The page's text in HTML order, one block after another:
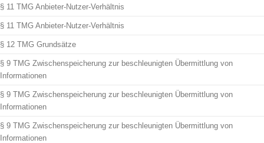
§ 11 TMG Anbieter-Nutzer-Verhältnis
§ 11 TMG Anbieter-Nutzer-Verhältnis
§ 12 TMG Grundsätze
§ 9 TMG Zwischenspeicherung zur beschleunigten Übermittlung von
Informationen
§ 9 TMG Zwischenspeicherung zur beschleunigten Übermittlung von
Informationen
§ 9 TMG Zwischenspeicherung zur beschleunigten Übermittlung von
Informationen